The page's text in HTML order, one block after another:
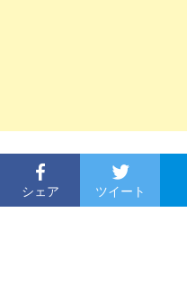
シェア ツイート